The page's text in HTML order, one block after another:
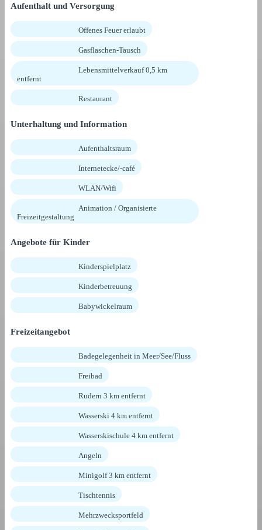
Aufenthalt und Versorgung
Offenes Feuer erlaubt
Gasflaschen-Tausch
Lebensmittelverkauf 0,5 km
entfernt
Restaurant
Unterhaltung und Information
Aufenthaltsraum
Internetecke/-café
WLAN/Wifi
Animation / Organisierte
Freizeitgestaltung
Angebote für Kinder
Kinderspielplatz
Kinderbetreuung
Babywickelraum
Freizeitangebot
Badegelegenheit in Meer/See/Fluss
Freibad
Rudern 3 km entfernt
Wasserski 4 km entfernt
Wasserskischule 4 km entfernt
Angeln
Minigolf 3 km entfernt
Tischtennis
Mehrzwecksportfeld